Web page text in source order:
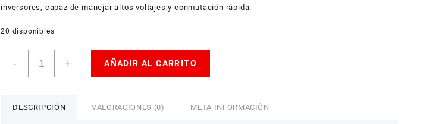
inversores, capaz de manejar altos voltajes y conmutación rápida.
20 disponibles
-
NPN
Tensión
+ AÑADIR AL CARRITO
DESCRIPCIÓN VALORACIONES (0) META INFORMACIÓN